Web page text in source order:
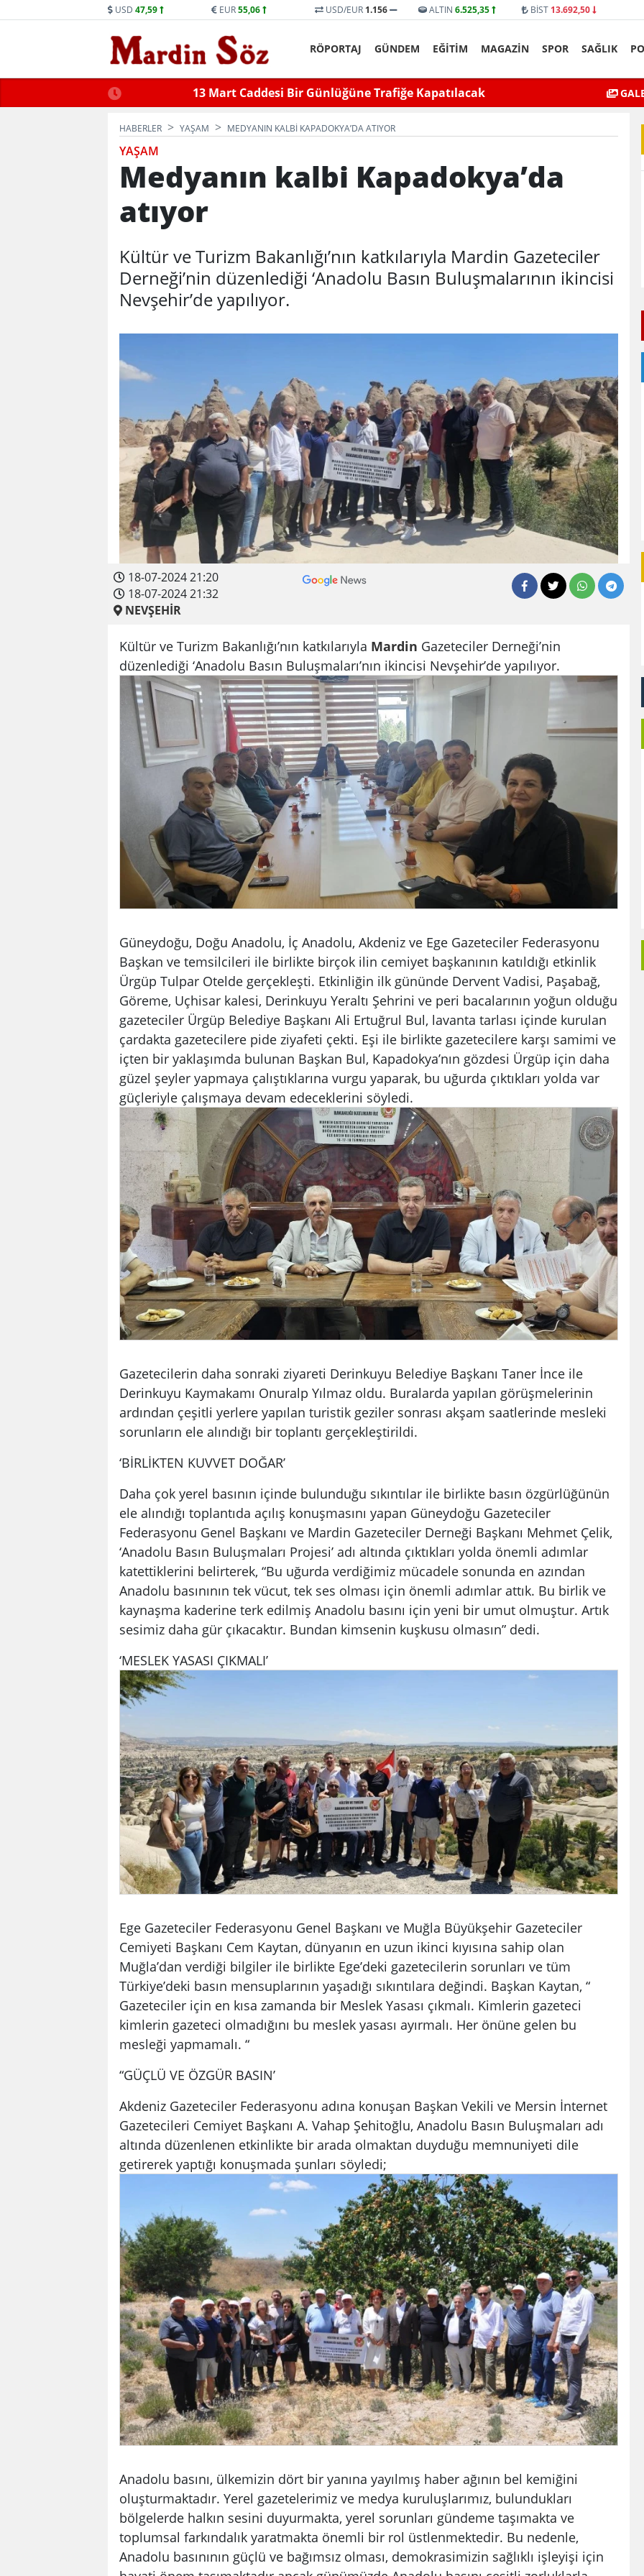
USD 47,59 EUR55,06 USD/EUR 1.156 ALTIN 6.525,35 BİST 13.692,50
RÖPORTAJ GÜNDEM EĞİTİM MAGAZİN SPOR SAĞLIK
Trafiğe Kapatılacak Midyat’ta bıçaklı kavga can aldı
Mardin’de Ceza
HABERLER YAŞAM MEDYANIN KALBI KAPADOKYA’DA ATIYOR
YAŞAM
Medyanın kalbi Kapadokya’da
atıyor
Kültür ve Turizm Bakanlığı’nın katkılarıyla Mardin Gazeteciler
Derneği’nin düzenlediği ‘Anadolu Basın Buluşmalarının ikincisi
Nevşehir’de yapılıyor.
18-07-2024 21:20
18-07-2024 21:32
NEVŞEHİR
Kültür ve Turizm Bakanlığı’nın katkılarıyla Mardin Gazeteciler Derneği’nin
düzenlediği ‘Anadolu Basın Buluşmaları’nın ikincisi Nevşehir’de yapılıyor.
Güneydoğu, Doğu Anadolu, İç Anadolu, Akdeniz ve Ege Gazeteciler Federasyonu
Başkan ve temsilcileri ile birlikte birçok ilin cemiyet başkanının katıldığı etkinlik
Ürgüp Tulpar Otelde gerçekleşti. Etkinliğin ilk gününde Dervent Vadisi, Paşabağ,
Göreme, Uçhisar kalesi, Derinkuyu Yeraltı Şehrini ve peri bacalarının yoğun olduğu
gazeteciler Ürgüp Belediye Başkanı Ali Ertuğrul Bul, lavanta tarlası içinde kurulan
çardakta gazetecilere pide ziyafeti çekti. Eşi ile birlikte gazetecilere karşı samimi ve
içten bir yaklaşımda bulunan Başkan Bul, Kapadokya’nın gözdesi Ürgüp için daha
güzel şeyler yapmaya çalıştıklarına vurgu yaparak, bu uğurda çıktıkları yolda var
güçleriyle çalışmaya devam edeceklerini söyledi.
Gazetecilerin daha sonraki ziyareti Derinkuyu Belediye Başkanı Taner İnce ile
Derinkuyu Kaymakamı Onuralp Yılmaz oldu. Buralarda yapılan görüşmelerinin
ardından çeşitli yerlere yapılan turistik geziler sonrası akşam saatlerinde mesleki
sorunların ele alındığı bir toplantı gerçekleştirildi.
‘BİRLİKTEN KUVVET DOĞAR’
Daha çok yerel basının içinde bulunduğu sıkıntılar ile birlikte basın özgürlüğünün
ele alındığı toplantıda açılış konuşmasını yapan Güneydoğu Gazeteciler
Federasyonu Genel Başkanı ve Mardin Gazeteciler Derneği Başkanı Mehmet Çelik,
‘Anadolu Basın Buluşmaları Projesi’ adı altında çıktıkları yolda önemli adımlar
katettiklerini belirterek, “Bu uğurda verdiğimiz mücadele sonunda en azından
Anadolu basınının tek vücut, tek ses olması için önemli adımlar attık. Bu birlik ve
kaynaşma kaderine terk edilmiş Anadolu basını için yeni bir umut olmuştur. Artık
sesimiz daha gür çıkacaktır. Bundan kimsenin kuşkusu olmasın” dedi.
‘MESLEK YASASI ÇIKMALI’
Ege Gazeteciler Federasyonu Genel Başkanı ve Muğla Büyükşehir Gazeteciler
Cemiyeti Başkanı Cem Kaytan, dünyanın en uzun ikinci kıyısına sahip olan
Muğla’dan verdiği bilgiler ile birlikte Ege’deki gazetecilerin sorunları ve tüm
Türkiye’deki basın mensuplarının yaşadığı sıkıntılara değindi. Başkan Kaytan, “
Gazeteciler için en kısa zamanda bir Meslek Yasası çıkmalı. Kimlerin gazeteci
kimlerin gazeteci olmadığını bu meslek yasası ayırmalı. Her önüne gelen bu
mesleği yapmamalı. “
“GÜÇLÜ VE ÖZGÜR BASIN’
Akdeniz Gazeteciler Federasyonu adına konuşan Başkan Vekili ve Mersin İnternet
Gazetecileri Cemiyet Başkanı A. Vahap Şehitoğlu, Anadolu Basın Buluşmaları adı
altında düzenlenen etkinlikte bir arada olmaktan duyduğu memnuniyeti dile
getirerek yaptığı konuşmada şunları söyledi;
Anadolu basını, ülkemizin dört bir yanına yayılmış haber ağının bel kemiğini
oluşturmaktadır. Yerel gazetelerimiz ve medya kuruluşlarımız, bulundukları
bölgelerde halkın sesini duyurmakta, yerel sorunları gündeme taşımakta ve
toplumsal farkındalık yaratmakta önemli bir rol üstlenmektedir. Bu nedenle,
Anadolu basınının güçlü ve bağımsız olması, demokrasimizin sağlıklı işleyişi için